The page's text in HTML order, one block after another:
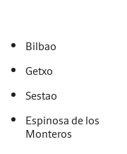
Bilbao
Getxo
Sestao
Espinosa de los
Monteros